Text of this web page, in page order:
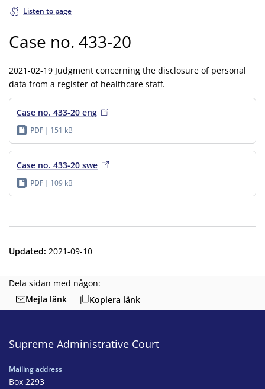
Listen to page
Case no. 433-20
2021-02-19 Judgment concerning the disclosure of personal
data from a register of healthcare staff.
Case no. 433-20 eng
PDF 151 kB
Case no. 433-20 swe
PDF 109 kB
Updated: 2021-09-10
Dela sidan med någon:
Mejla länk
Kopiera länk
Supreme Administrative Court
Mailing address
Box 2293